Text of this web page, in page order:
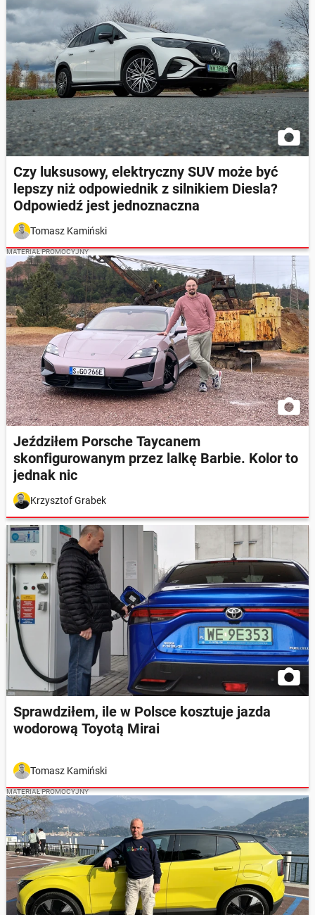
Czy luksusowy, elektryczny SUV może być
lepszy niż odpowiednik z silnikiem Diesla?
Odpowiedź jest jednoznaczna
Tomasz Kamiński
MATERIAŁ PROMOCYJNY
Jeździłem Porsche Taycanem
skonfigurowanym przez lalkę Barbie. Kolor to
jednak nic
Krzysztof Grabek
Sprawdziłem, ile w Polsce kosztuje jazda
wodorową Toyotą Mirai
Tomasz Kamiński
MATERIAŁ PROMOCYJNY